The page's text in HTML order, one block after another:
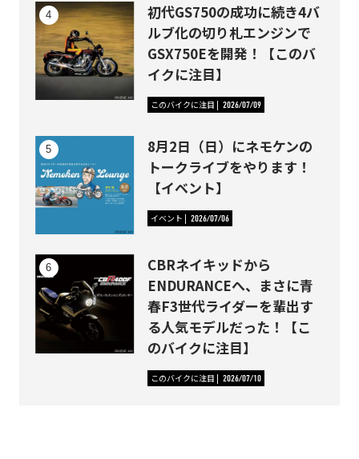
初代GS750の成功に続き4バ
ルブ化の切り札エンジンで
GSX750Eを開発！【このバ
イクに注目】
このバイクに注目 2026/07/09
8月2日（日）にネモケンの
トークライブをやります！
【イベント】
イベント 2026/07/06
CBRネイキッドから
ENDURANCEへ、まさに青
春F3世代ライダーを輩出す
る人気モデルだった！【こ
のバイクに注目】
このバイクに注目 2026/07/10